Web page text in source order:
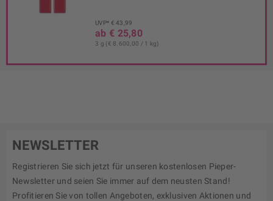
UVP* € 43,99
ab € 25,80
3 g (€ 8.600,00 / 1 kg)
NEWSLETTER
Registrieren Sie sich jetzt für unseren kostenlosen Pieper-
Newsletter und seien Sie immer auf dem neusten Stand!
Profitieren Sie von tollen Angeboten, exklusiven Aktionen und